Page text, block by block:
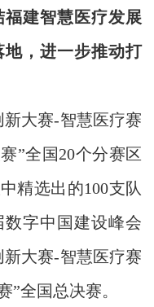
福建智慧医疗发展
，进一步推动打
大赛-智慧医疗赛
”全国20个分赛区
精选出的100支队
字中国建设峰会
新大赛-智慧医疗赛
”全国总决赛。